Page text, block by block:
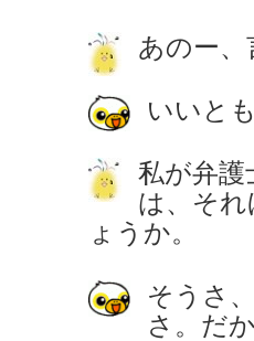
あのー
いいとも
私が弁
は、そ
ょうか。
そうさ
さ。だ